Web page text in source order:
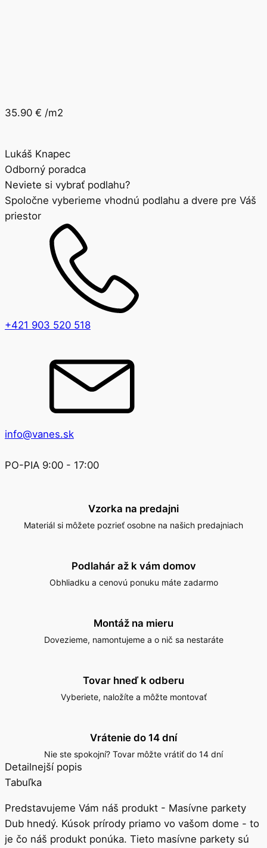
35.90 € /m2
Lukáš Knapec
Odborný poradca
Neviete si vybrať podlahu?
Spoločne vyberieme vhodnú podlahu a dvere pre Váš
priestor
+421 903 520 518
info@vanes.sk
PO-PIA 9:00 - 17:00
Vzorka na predajni
Materiál si môžete pozrieť osobne na našich predajniach
Podlahár až k vám domov
Obhliadku a cenovú ponuku máte zadarmo
Montáž na mieru
Dovezieme, namontujeme a o nič sa nestaráte
Tovar hneď k odberu
Vyberiete, naložíte a môžte montovať
Vrátenie do 14 dní
Nie ste spokojní? Tovar môžte vrátiť do 14 dní
Detailnejší popis
Tabuľka
Predstavujeme Vám náš produkt - Masívne parkety
Dub hnedý. Kúsok prírody priamo vo vašom dome - to
je čo náš produkt ponúka. Tieto masívne parkety sú